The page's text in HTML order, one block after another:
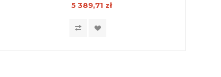
5 389,71 zł